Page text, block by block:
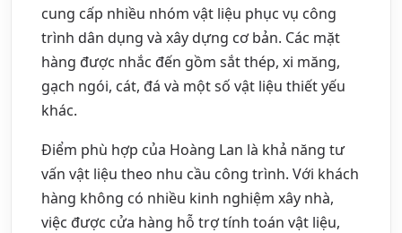
cung cấp nhiều nhóm vật liệu phục vụ công
trình dân dụng và xây dựng cơ bản. Các mặt
hàng được nhắc đến gồm sắt thép, xi măng,
gạch ngói, cát, đá và một số vật liệu thiết yếu
khác.
Điểm phù hợp của Hoàng Lan là khả năng tư
vấn vật liệu theo nhu cầu công trình. Với khách
hàng không có nhiều kinh nghiệm xây nhà,
việc được cửa hàng hỗ trợ tính toán vật liệu,